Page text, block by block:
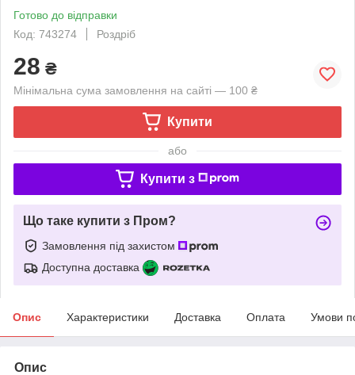
Готово до відправки
Код: 743274
Роздріб
28 ₴
Мінімальна сума замовлення на сайті — 100 ₴
Купити
або
Купити з
Що таке купити з Пром?
Замовлення під захистом
Доступна доставка
Опис Характеристики Доставка Оплата Умови
Опис